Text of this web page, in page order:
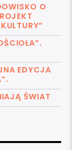
O
EDYCJA
ŚWIAT